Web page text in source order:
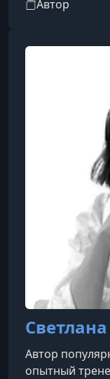
современного
Автор
Автор
опытный